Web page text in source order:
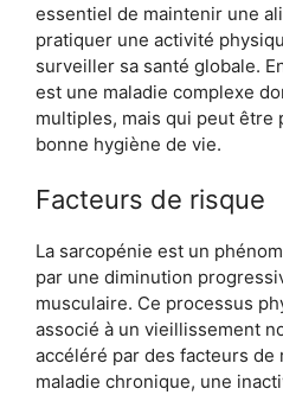
essentiel de maintenir une
pratiquer une activité
surveiller sa santé globale.
est une maladie complexe
multiples, mais qui peut être
bonne hygiène de vie.
Facteurs de risque
La sarcopénie est un
par une diminution
musculaire. Ce processus
associé à un vieillissement
accéléré par des facteurs de
maladie chronique, une